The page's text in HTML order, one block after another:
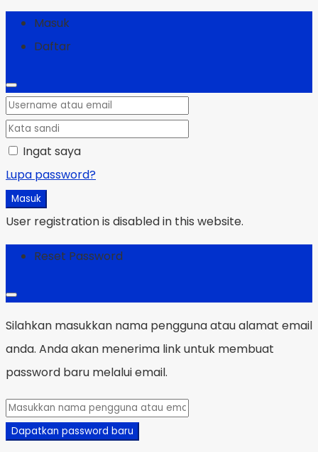
Masuk
Daftar
Ingat saya
Lupa password?
Masuk
User registration is disabled in this website.
Reset Password
Silahkan masukkan nama pengguna atau alamat email
anda. Anda akan menerima link untuk membuat
password baru melalui email.
Dapatkan password baru